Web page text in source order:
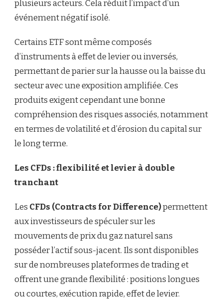
plusieurs acteurs. Cela réduit l’impact d’un
événement négatif isolé.
Certains ETF sont même composés
d’instruments à effet de levier ou inversés,
permettant de parier sur la hausse ou la baisse du
secteur avec une exposition amplifiée. Ces
produits exigent cependant une bonne
compréhension des risques associés, notamment
en termes de volatilité et d’érosion du capital sur
le long terme.
Les CFDs : flexibilité et levier à double
tranchant
Les CFDs (Contracts for Difference)permettent
aux investisseurs de spéculer sur les
mouvements de prix du gaz naturel sans
posséder l’actif sous-jacent. Ils sont disponibles
sur de nombreuses plateformes de trading et
offrent une grande flexibilité : positions longues
ou courtes, exécution rapide, effet de levier.